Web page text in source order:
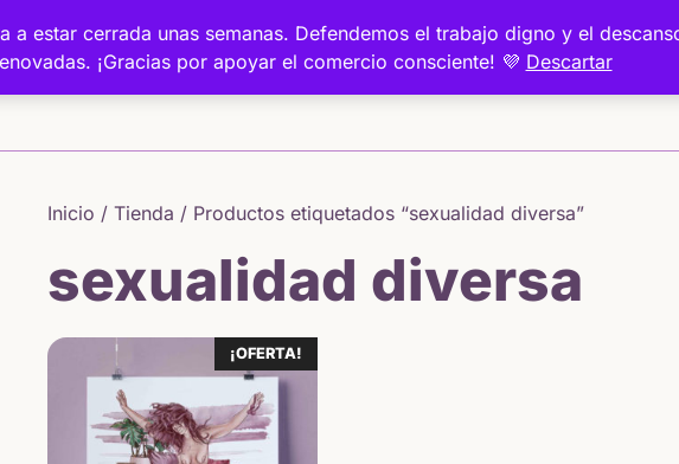
a estar cerrada unas semanas. Defendemos el trabajo digno y el
¡Gracias por apoyar el comercio consciente! 💜 Descartar
Inicio Sobre mí
Inicio / Tienda / Productos etiquetados “sexualidad diversa”
sexualidad diversa
¡OFERTA!